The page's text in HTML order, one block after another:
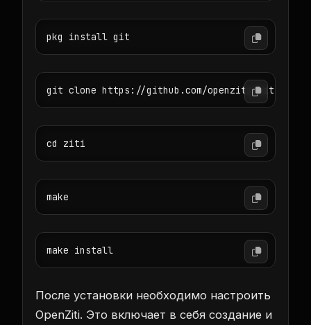
pkg install git
git clone https://github.com/openziti/ziti.git
cd ziti
make
make install
После установки необходимо настроить
OpenZiti. Это включает в себя создание и